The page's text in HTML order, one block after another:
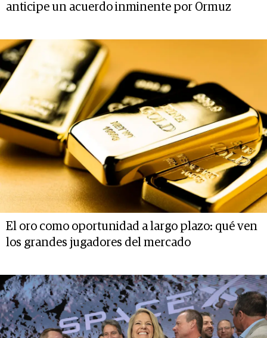
anticipe un acuerdo inminente por Ormuz
El oro como oportunidad a largo plazo: qué ven
los grandes jugadores del mercado